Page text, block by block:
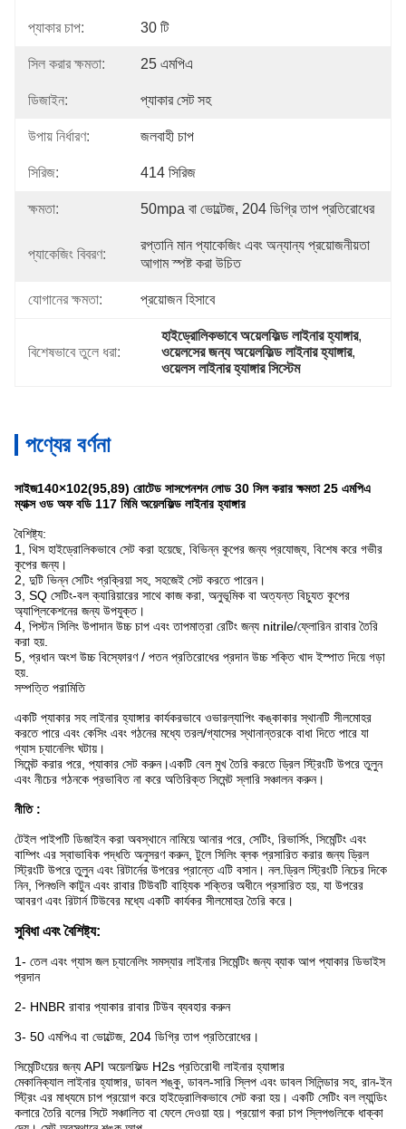
প্যাকার চাপ: 30 টি
সিল করার ক্ষমতা: 25 এমপিএ
ডিজাইন: প্যাকার সেট সহ
উপায় নির্ধারণ: জলবাহী চাপ
সিরিজ: 414 সিরিজ
ক্ষমতা: 50mpa বা ভোল্টেজ, 204 ডিগ্রি তাপ প্রতিরোধের
প্যাকেজিং বিবরণ:
রপ্তানি মান প্যাকেজিং এবং অন্যান্য প্রয়োজনীয়তা
আগাম স্পষ্ট করা উচিত
যোগানের ক্ষমতা: প্রয়োজন হিসাবে
বিশেষভাবে তুলে ধরা:
হাইড্রোলিকভাবে অয়েলফিল্ড লাইনার হ্যাঙ্গার,
ওয়েলসের জন্য অয়েলফিল্ড লাইনার হ্যাঙ্গার,
ওয়েলস লাইনার হ্যাঙ্গার সিস্টেম
পণ্যের বর্ণনা
সাইজ140×102(95,89) রোটেড সাসপেনশন লোড 30 সিল করার ক্ষমতা 25 এমপিএ
ম্যাক্স ওড অফ বডি 117 মিমি অয়েলফিল্ড লাইনার হ্যাঙ্গার
বৈশিষ্ট্য:
1, থিস হাইড্রোলিকভাবে সেট করা হয়েছে, বিভিন্ন কূপের জন্য প্রযোজ্য, বিশেষ করে গভীর
কূপের জন্য।
2, দুটি ভিন্ন সেটিং প্রক্রিয়া সহ, সহজেই সেট করতে পারেন।
3, SQ সেটিং-বল ক্যারিয়ারের সাথে কাজ করা, অনুভূমিক বা অত্যন্ত বিচ্যুত কূপের
অ্যাপ্লিকেশনের জন্য উপযুক্ত।
4, পিস্টন সিলিং উপাদান উচ্চ চাপ এবং তাপমাত্রা রেটিং জন্য nitrile/ফ্লোরিন রাবার তৈরি
করা হয়.
5, প্রধান অংশ উচ্চ বিস্ফোরণ / পতন প্রতিরোধের প্রদান উচ্চ শক্তি খাদ ইস্পাত দিয়ে গড়া
হয়.
সম্পত্তি পরামিতি
একটি প্যাকার সহ লাইনার হ্যাঙ্গার কার্যকরভাবে ওভারল্যাপিং কঙ্কাকার স্থানটি সীলমোহর
করতে পারে এবং কেসিং এবং গঠনের মধ্যে তরল/গ্যাসের স্থানান্তরকে বাধা দিতে পারে যা
গ্যাস চ্যানেলিং ঘটায়।
সিমেন্ট করার পরে, প্যাকার সেট করুন।একটি বেল মুখ তৈরি করতে ড্রিল স্ট্রিংটি উপরে তুলুন
এবং নীচের গঠনকে প্রভাবিত না করে অতিরিক্ত সিমেন্ট স্লারি সঞ্চালন করুন।
নীতি :
টেইল পাইপটি ডিজাইন করা অবস্থানে নামিয়ে আনার পরে, সেটিং, রিভার্সিং, সিমেন্টিং এবং
বাম্পিং এর স্বাভাবিক পদ্ধতি অনুসরণ করুন, টুলে সিলিং ব্লক প্রসারিত করার জন্য ড্রিল
স্ট্রিংটি উপরে তুলুন এবং রিটার্নের উপরের প্রান্তে এটি বসান। নল.ড্রিল স্ট্রিংটি নিচের দিকে
নিন, পিনগুলি কাটুন এবং রাবার টিউবটি বাহ্যিক শক্তির অধীনে প্রসারিত হয়, যা উপরের
আবরণ এবং রিটার্ন টিউবের মধ্যে একটি কার্যকর সীলমোহর তৈরি করে।
সুবিধা এবং বৈশিষ্ট্য:
1- তেল এবং গ্যাস জল চ্যানেলিং সমস্যার লাইনার সিমেন্টিং জন্য ব্যাক আপ প্যাকার ডিভাইস
প্রদান
2- HNBR রাবার প্যাকার রাবার টিউব ব্যবহার করুন
3- 50 এমপিএ বা ভোল্টেজ, 204 ডিগ্রি তাপ প্রতিরোধের।
সিমেন্টিংয়ের জন্য API অয়েলফিল্ড H2s প্রতিরোধী লাইনার হ্যাঙ্গার
মেকানিক্যাল লাইনার হ্যাঙ্গার, ডাবল শঙ্কু, ডাবল-সারি স্লিপ এবং ডাবল সিলিন্ডার সহ, রান-ইন
স্ট্রিং এর মাধ্যমে চাপ প্রয়োগ করে হাইড্রোলিকভাবে সেট করা হয়। একটি সেটিং বল ল্যান্ডিং
কলারে তৈরি বলের সিটে সঞ্চালিত বা ফেলে দেওয়া হয়। প্রয়োগ করা চাপ স্লিপগুলিকে ধাক্কা